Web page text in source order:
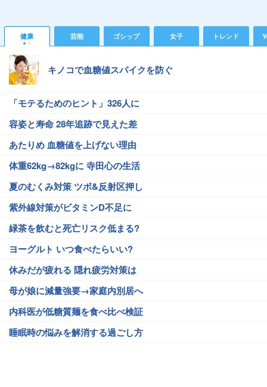
健康 芸能 ゴシップ 女子 トレンド
キノコで血糖値スパイクを防ぐ
「モテるためのヒント」326人に
容姿と寿命 28年追跡で見えた差
あたりめ 血糖値を上げない理由
体重62kg→82kgに 寺田心の生活
夏のむくみ対策 ツボ&反射区押し
紫外線対策がビタミンD不足に
緑茶を飲むと死亡リスク低まる?
ヨーグルト いつ食べたらいい?
休みだが疲れる 隠れ疲労対策は
母が娘に減量強要→家庭内別居へ
内科医が低糖質麺を食べ比べ検証
睡眠時の悩みを解消する過ごし方